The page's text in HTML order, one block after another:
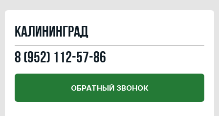
Калининград
8 (952) 112-57-86
ОБРАТНЫЙ ЗВОНОК